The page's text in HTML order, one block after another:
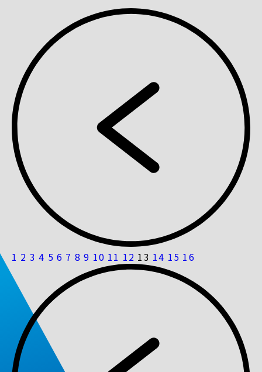
1 2 3 4 5 6 7 8 9 10 11 12 13 14 15 16